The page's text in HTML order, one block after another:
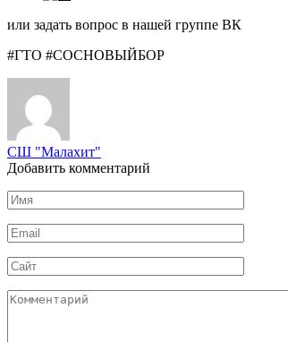
или задать вопрос в нашей группе ВК
#ГТО #СОСНОВЫЙБОР
СШ "Малахит"
Добавить комментарий
Имя
*
Email
*
Сайт
Комментарий